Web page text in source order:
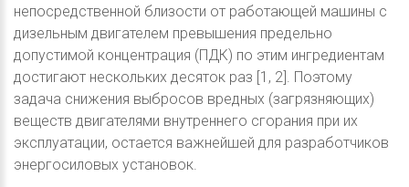
непосредственной близости от работающей машины с
дизельным двигателем превышения предельно
допустимой концентрация (ПДК) по этим ингредиентам
достигают нескольких десяток раз [1, 2]. Поэтому
задача снижения выбросов вредных (загрязняющих)
веществ двигателями внутреннего сгорания при их
эксплуатации, остается важнейшей для разработчиков
энергосиловых установок.